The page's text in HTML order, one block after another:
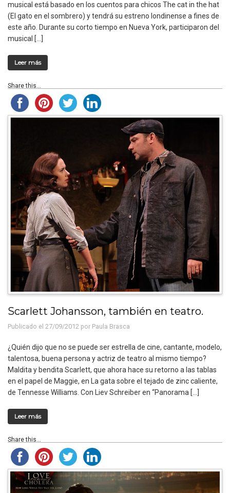
musical está basado en los cuentos para chicos The cat in the hat
(El gato en el sombrero) y tendrá su estreno londinense a fines de
este año. Durante su corto tiempo en Nueva York, participaron del
musical […]
Leer más
Share this...
Scarlett Johansson, también en teatro.
Publicado el 27/09/2012 por Paula Brasca
¿Quién dijo que no se puede ser estrella de cine, cantante, modelo,
talentosa, buena persona y actriz de teatro al mismo tiempo?
Maldita y bendita Scarlett, que ahora hace su retorno a las tablas
en el papel de Maggie, en La gata sobre el tejado de zinc caliente,
de Tennesse Williams. Con Liev Schreiber en “Panorama […]
Leer más
Share this...